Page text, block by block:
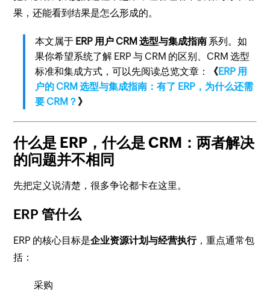
果，还能看到结果是怎么形成的。
本文属于 ERP 用户 CRM 选型与集成指南 系列。如
果你希望系统了解 ERP 与 CRM 的区别、CRM 选型
标准和集成方式，可以先阅读总览文章：
《ERP 用
户的 CRM 选型与集成指南：有了 ERP，为什么还需
要 CRM？ 》
什么是 ERP，什么是 CRM：两者解决
的问题并不相同
先把定义说清楚，很多争论都卡在这里。
ERP 管什么
ERP 的核心目标是企业资源计划与经营执行，重点通常包
括：
采购